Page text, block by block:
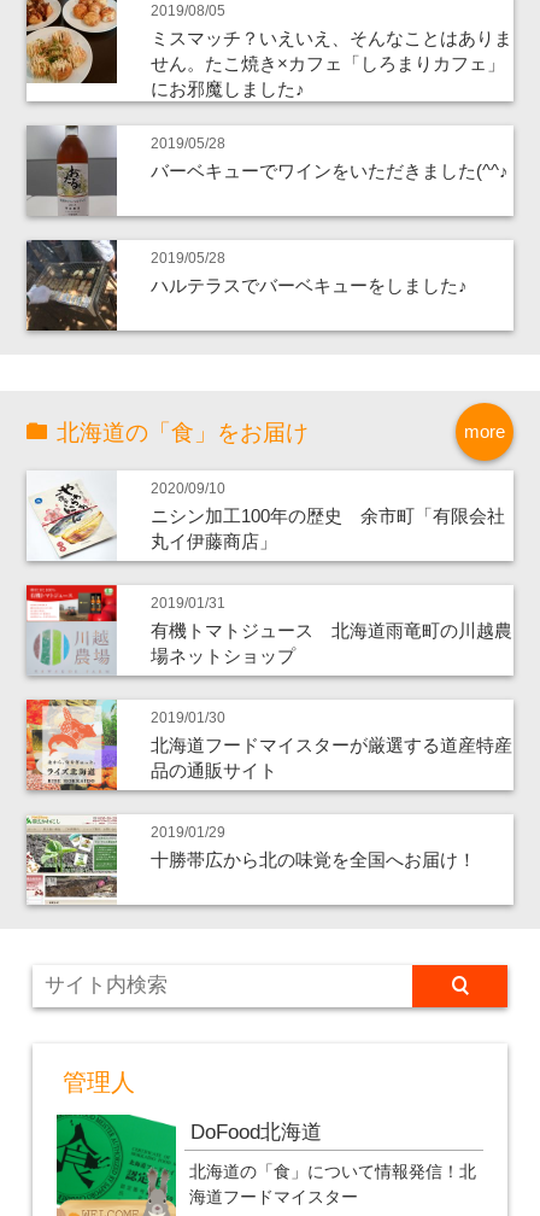
2019/08/05
ミスマッチ？いえいえ、そんなことはありま
せん。たこ焼き×カフェ「しろまりカフェ」
にお邪魔しました♪
2019/05/28
バーベキューでワインをいただきました(^^♪
2019/05/28
ハルテラスでバーベキューをしました♪
more
北海道の「食」をお届け
2020/09/10
ニシン加工100年の歴史 余市町「有限会社
丸イ伊藤商店」
2019/01/31
有機トマトジュース 北海道雨竜町の川越農
場ネットショップ
2019/01/30
北海道フードマイスターが厳選する道産特産
品の通販サイト
2019/01/29
十勝帯広から北の味覚を全国へお届け！
管理人
DoFood北海道
北海道の「食」について情報発信！北
海道フードマイスター